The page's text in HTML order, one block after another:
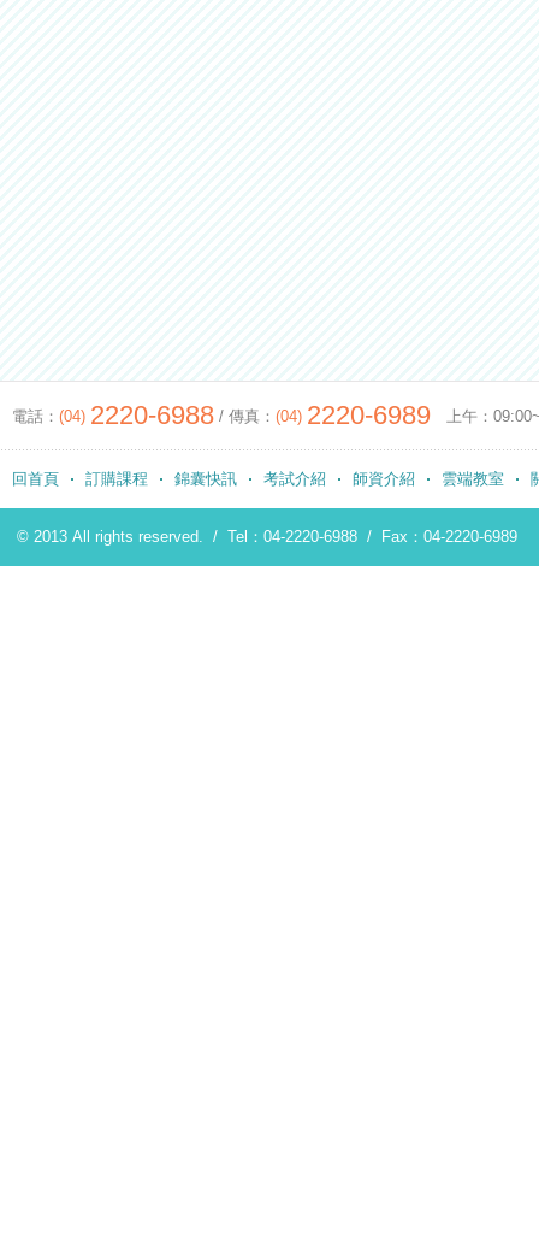
電話： (04) 2220-6988 / 傳真： (04) 2220-6989 上午：
回首頁 訂購課程 錦囊快訊 考試介紹 師資介紹 雲端教室
© 2013 All rights reserved. / Tel：04-2220-6988 / Fax：04-2220-6989